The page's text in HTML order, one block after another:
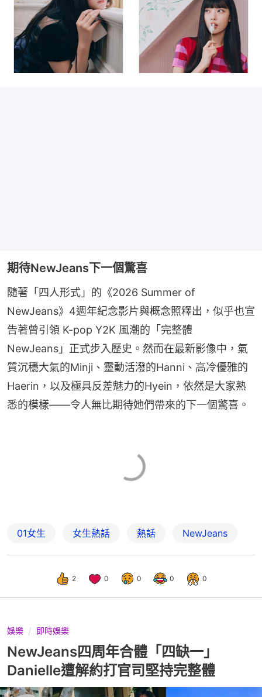
期待NewJeans下一個驚喜
隨著「四人形式」的《2026 Summer of
NewJeans》4週年紀念影片與概念照釋出，似乎也宣
告著曾引領 K-pop Y2K 風潮的「完整體
NewJeans」正式步入歷史。然而在最新影像中，氣
質沉穩大氣的Minji、靈動活潑的Hanni、高冷優雅的
Haerin，以及極具反差魅力的Hyein，依然是大家熟
悉的模樣——令人無比期待她們帶來的下一個驚喜。
01女生 女生熱話 熱話 NewJeans
2 0 0 0 0
娛樂 即時娛樂
NewJeans四周年合體「四缺一」
Danielle遭解約打官司堅持完整體